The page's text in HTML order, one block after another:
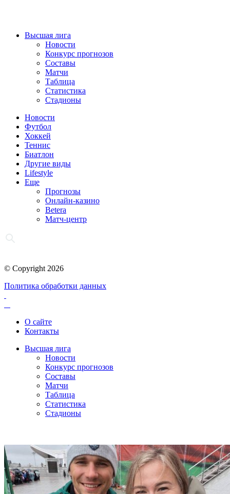
Высшая лига
Новости
Конкурс прогнозов
Составы
Матчи
Таблица
Статистика
Стадионы
Новости
Футбол
Хоккей
Теннис
Биатлон
Другие виды
Lifestyle
Еще
Прогнозы
Онлайн-казино
Betera
Матч-центр
© Copyright 2026
Политика обработки данных
О сайте
Контакты
Высшая лига
Новости
Конкурс прогнозов
Составы
Матчи
Таблица
Статистика
Стадионы